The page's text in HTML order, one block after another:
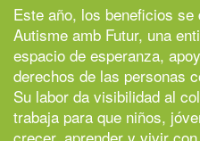
Este año, los beneficios
Autisme amb Futur, una
espacio de esperanza,
derechos de las personas
Su labor da visibilidad al
trabaja para que niños,